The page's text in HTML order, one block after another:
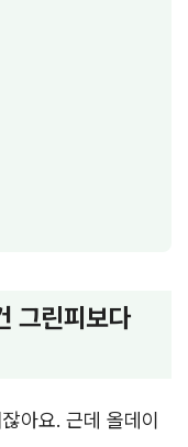
그린피보다
아요. 근데 올데이